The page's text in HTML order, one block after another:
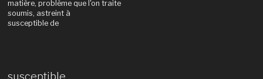
matière, problème que l'on traite
soumis, astreint à
susceptible de
susceptible